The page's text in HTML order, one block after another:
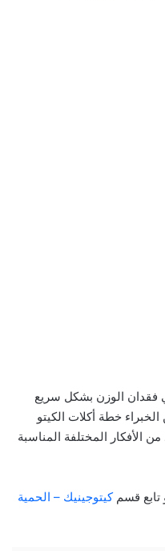
فقدان الوزن بشكل سريع
خطة أكلات الكيتو
الأفكار المختلفة المناسبة
تابع قسمكيتوجينيك – الحمية